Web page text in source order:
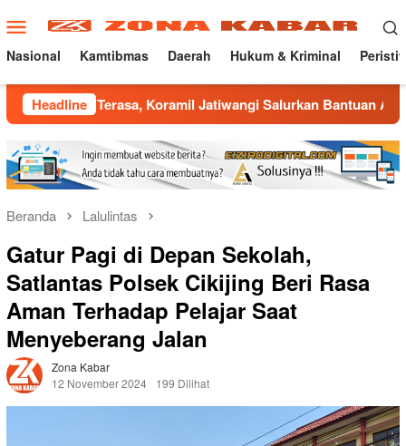
ke
konten
Menu
Mobile
Nasional Kamtibmas Daerah Hukum & Kriminal
Headline
Terasa, Koramil Jatiwangi Salurkan Bantuan Air Bersih
Beranda Lalulintas
Gatur Pagi di Depan Sekolah,
Satlantas Polsek Cikijing Beri Rasa
Aman Terhadap Pelajar Saat
Menyeberang Jalan
Zona Kabar
12 November 2024
199 Dilihat